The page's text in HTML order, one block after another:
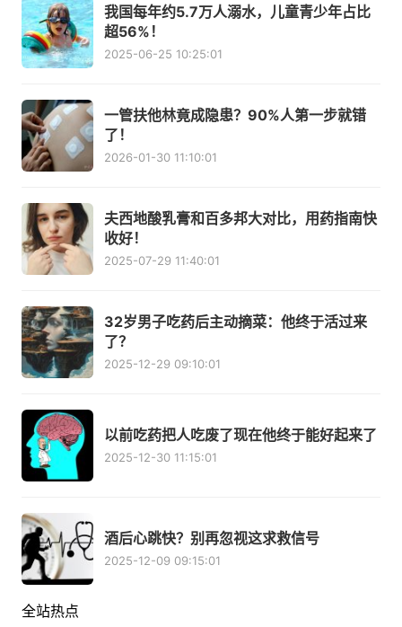
我国每年约5.7万人溺水，儿童青少年占比
超56%！
2025-06-25 10:25:01
一管扶他林竟成隐患？90%人第一步就错
了！
2026-01-30 11:10:01
夫西地酸乳膏和百多邦大对比，用药指南快
收好！
2025-07-29 11:40:01
32岁男子吃药后主动摘菜：他终于活过来
了？
2025-12-29 09:10:01
以前吃药把人吃废了现在他终于能好起来了
2025-12-30 11:15:01
酒后心跳快？别再忽视这求救信号
2025-12-09 09:15:01
全站热点